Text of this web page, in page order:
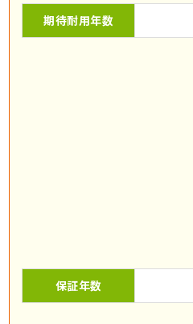
期待耐用年数
保証年数